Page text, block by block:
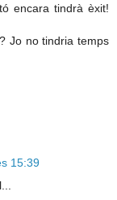
encara tindrà èxit!
Jo no tindria temps
15:39